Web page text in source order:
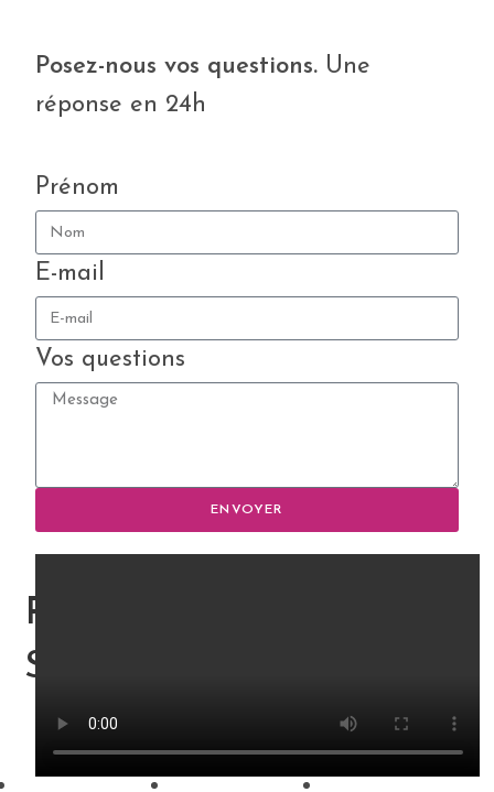
Posez-nous vos questions. Une
réponse en 24h
Prénom
E-mail
Vos questions
ENVOYER
PRODUITS
SIMILAIRES